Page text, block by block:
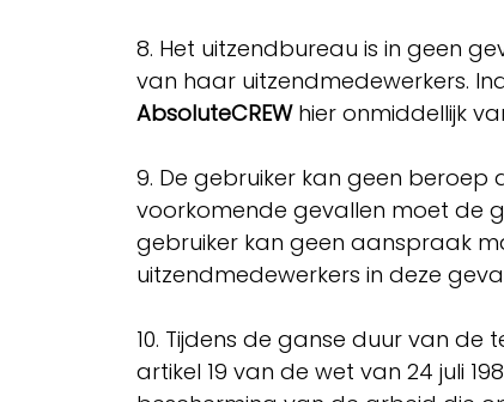
8. Het uitzendbureau is in geen
van haar uitzendmedewerkers.
AbsoluteCREWhier onmiddellijk
9. De gebruiker kan geen beroep
voorkomende gevallen moet de
gebruiker kan geen aanspraak
uitzendmedewerkers in deze
10. Tijdens de ganse duur van
artikel 19 van de wet van 24 juli